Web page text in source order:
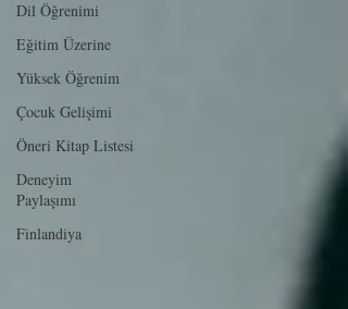
Dil Öğrenimi
Eğitim Üzerine
Yüksek Öğrenim
Çocuk Gelişimi
Öneri Kitap Listesi
Deneyim
Paylaşımı
Finlandiya